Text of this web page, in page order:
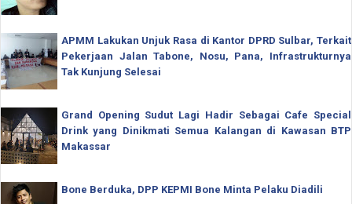
APMM Lakukan Unjuk Rasa di Kantor DPRD Sulbar, Terkait
Pekerjaan Jalan Tabone, Nosu, Pana, Infrastrukturnya
Tak Kunjung Selesai
Grand Opening Sudut Lagi Hadir Sebagai Cafe Special
Drink yang Dinikmati Semua Kalangan di Kawasan BTP
Makassar
Bone Berduka, DPP KEPMI Bone Minta Pelaku Diadili